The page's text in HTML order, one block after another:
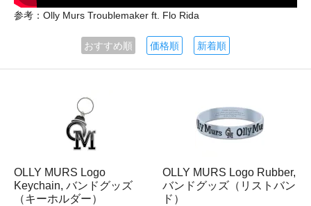
参考：Olly Murs Troublemaker ft. Flo Rida
おすすめ順 価格順 新着順
OLLY MURS Logo
Keychain, バンドグッズ
（キーホルダー）
OLLY MURS Logo Rubber,
バンドグッズ（リストバン
ド）